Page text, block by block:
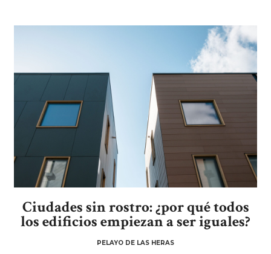
Ciudades sin rostro: ¿por qué todos
los edificios empiezan a ser iguales?
PELAYO DE LAS HERAS